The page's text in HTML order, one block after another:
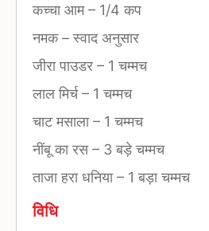
कच्चा आम– 1/4 कप
नमक–स्वाद अनुसार
जीरा पाउडर – 1 चम्मच
लाल मिर्च– 1 चम्मच
चाट मसाला– 1 चम्मच
नींबू का रस– 3 बड़े चम्मच
ताजा हरा धनिया– 1 बड़ा चम्मच
विधि